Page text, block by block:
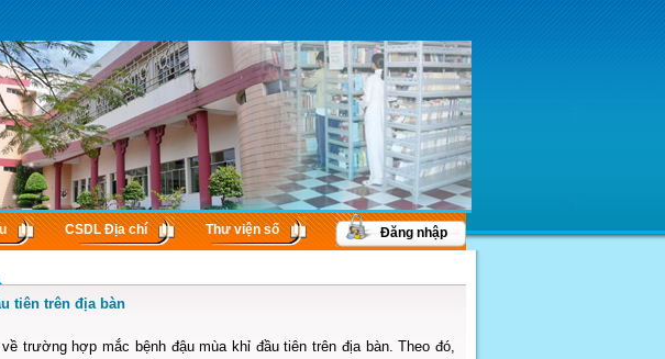
CSDL Ðịa chí Thư viện số Đăng nhập
tiên trên địa bàn
trường hợp mắc bệnh đậu mùa khỉ đầu tiên trên địa bàn. Theo đó,